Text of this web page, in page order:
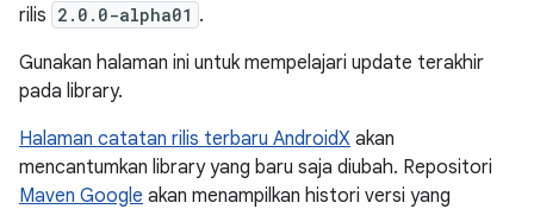
rilis 2.0.0-alpha01 .
Gunakan halaman ini untuk mempelajari update terakhir
pada library.
Halaman catatan rilis terbaru AndroidX akan
mencantumkan library yang baru saja diubah. Repositori
Maven Google akan menampilkan histori versi yang